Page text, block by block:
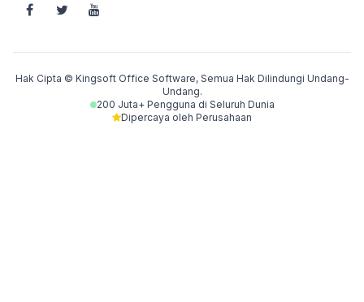
Hak Cipta © Kingsoft Office Software, Semua Hak Dilindungi Undang-
Undang.
200 Juta+ Pengguna di Seluruh Dunia
Dipercaya oleh Perusahaan